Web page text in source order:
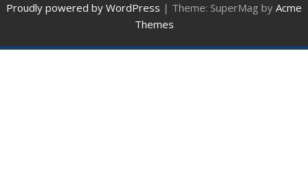
Proudly powered by WordPress | Theme: SuperMag by Acme
Themes